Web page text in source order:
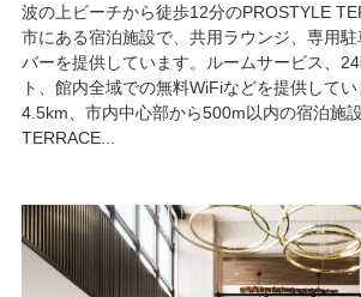
波の上ビーチから徒歩12分のPROSTYLE
市にある宿泊施設で、共用ラウンジ、専用駐
バーを提供しています。ルームサービス、
ト、館内全域での無料WiFiなどを提供して
4.5km、市内中心部から500m以内の宿泊施
TERRACE...